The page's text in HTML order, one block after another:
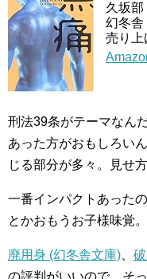
久坂部
幻冬舎
売り上
刑法39条がテーマなん
あった方がおもしろい
じる部分が多々。見せ
一番インパクトあった
とかおもうお子様味覚。
廃用身 (幻冬舎文庫)